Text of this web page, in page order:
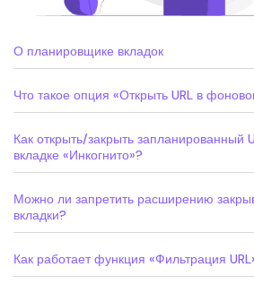
О планировщике вкладок
Что такое опция «Открыть URL в
Как открыть/закрыть запланированный
вкладке «Инкогнито»?
Можно ли запретить расширению
вкладки?
Как работает функция «Фильтрация